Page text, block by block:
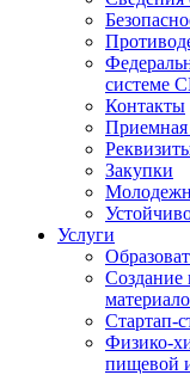
системе
Контакты
Приемная
Закупки
Услуги
Создание
Стартап-
Физико-
пищевой